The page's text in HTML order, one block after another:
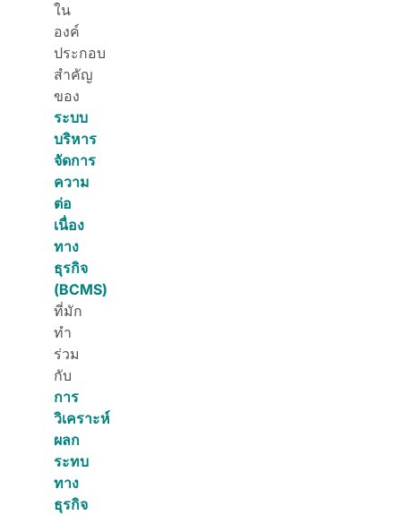
ใน
องค์
ประกอบ
สำคัญ
ของ
ระบบ
บริหาร
จัดการ
ความ
ต่อ
เนื่อง
ทาง
ธุรกิจ
(BCMS)
ที่มัก
ทำ
ร่วม
กับ
การ
วิเคราะห์
ผลก
ระทบ
ทาง
ธุรกิจ